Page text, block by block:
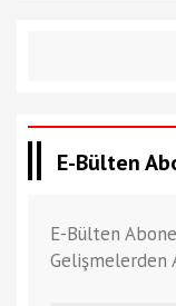
E-Bülten
E-Bülten
Gelişmelerden